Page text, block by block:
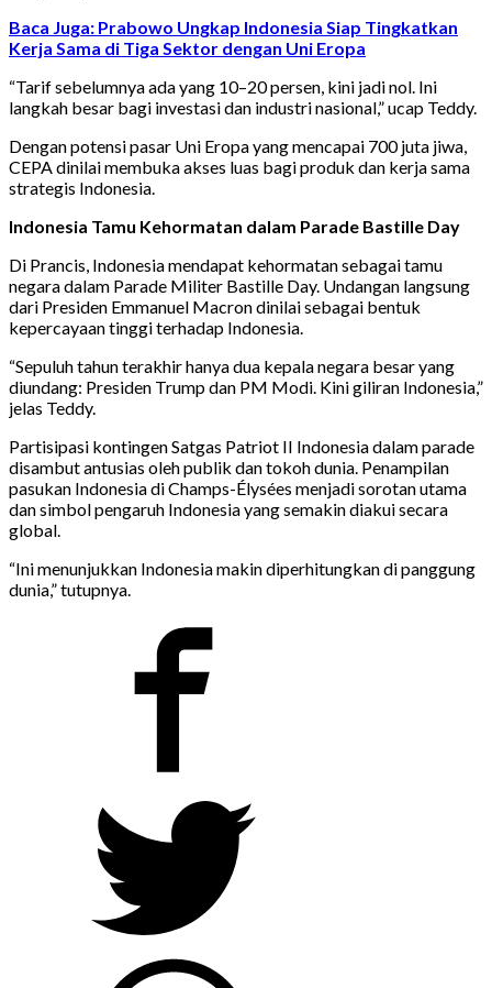
Baca Juga: Prabowo Ungkap Indonesia Siap Tingkatkan
Kerja Sama di Tiga Sektor dengan Uni Eropa
“Tarif sebelumnya ada yang 10–20 persen, kini jadi nol. Ini
langkah besar bagi investasi dan industri nasional,” ucap Teddy.
Dengan potensi pasar Uni Eropa yang mencapai 700 juta jiwa,
CEPA dinilai membuka akses luas bagi produk dan kerja sama
strategis Indonesia.
Indonesia Tamu Kehormatan dalam Parade Bastille Day
Di Prancis, Indonesia mendapat kehormatan sebagai tamu
negara dalam Parade Militer Bastille Day. Undangan langsung
dari Presiden Emmanuel Macron dinilai sebagai bentuk
kepercayaan tinggi terhadap Indonesia.
“Sepuluh tahun terakhir hanya dua kepala negara besar yang
diundang: Presiden Trump dan PM Modi. Kini giliran Indonesia,”
jelas Teddy.
Partisipasi kontingen Satgas Patriot II Indonesia dalam parade
disambut antusias oleh publik dan tokoh dunia. Penampilan
pasukan Indonesia di Champs-Élysées menjadi sorotan utama
dan simbol pengaruh Indonesia yang semakin diakui secara
global.
“Ini menunjukkan Indonesia makin diperhitungkan di panggung
dunia,” tutupnya.